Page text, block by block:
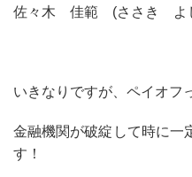
佐々木 佳範 (ささき よ
いきなりですが、ペイオフ
金融機関が破綻して時に一
す！